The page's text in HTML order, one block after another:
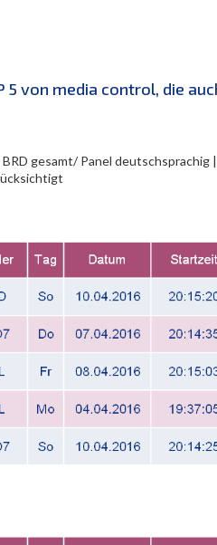
von media control, die
gesamt/ Panel deutschsprachig